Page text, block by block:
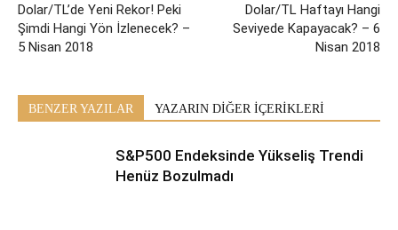
Dolar/TL’de Yeni Rekor! Peki
Şimdi Hangi Yön İzlenecek? –
5 Nisan 2018
Dolar/TL Haftayı Hangi
Seviyede Kapayacak? – 6
Nisan 2018
BENZER YAZILAR YAZARIN DİĞER İÇERİKLERİ
S&P500 Endeksinde Yükseliş Trendi
Henüz Bozulmadı